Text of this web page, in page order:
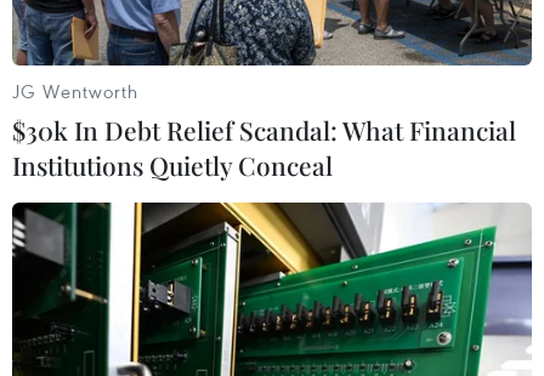
Barcelona đá với "đội hình kỳ dị" 2-5-3 ở
JG Wentworth
$30k In Debt Relief Scandal: What Financial
Institutions Quietly Conceal